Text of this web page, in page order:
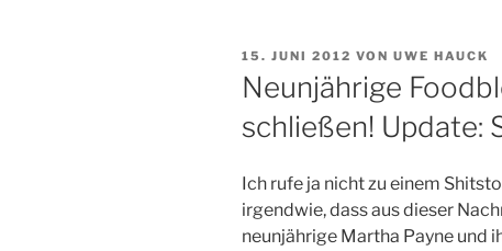
VERÖFFENTLICHT
AM
15. JUNI 2012 VON UWE HAUCK
Neunjährige
schließen! Update:
Ich rufe ja nicht zu einem
irgendwie, dass aus dieser
neunjährige Martha Payne und